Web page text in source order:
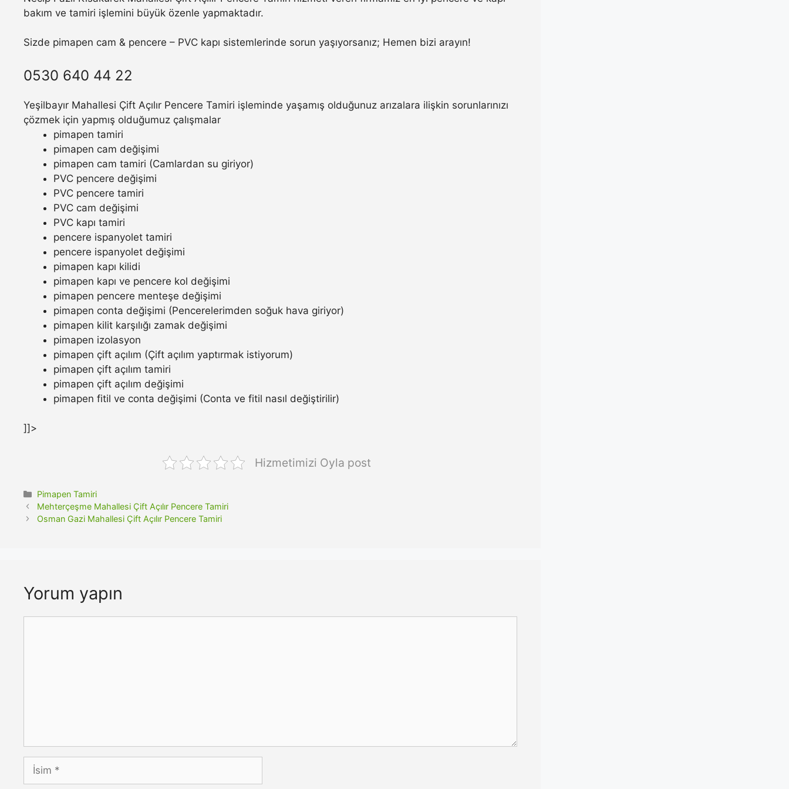
bakım ve tamiri işlemini büyük özenle yapmaktadır.
Sizde pimapen cam & pencere – PVC kapı sistemlerinde sorun yaşıyorsanız; Hemen bizi arayın!
0530 640 44 22
Yeşilbayır Mahallesi Çift Açılır Pencere Tamiri işleminde yaşamış olduğunuz arızalara ilişkin sorunlarınızı
çözmek için yapmış olduğumuz çalışmalar
pimapen tamiri
pimapen cam değişimi
pimapen cam tamiri (Camlardan su giriyor)
PVC pencere değişimi
PVC pencere tamiri
PVC cam değişimi
PVC kapı tamiri
pencere ispanyolet tamiri
pencere ispanyolet değişimi
pimapen kapı kilidi
pimapen kapı ve pencere kol değişimi
pimapen pencere menteşe değişimi
pimapen conta değişimi (Pencerelerimden soğuk hava giriyor)
pimapen kilit karşılığı zamak değişimi
pimapen izolasyon
pimapen çift açılım (Çift açılım yaptırmak istiyorum)
pimapen çift açılım tamiri
pimapen çift açılım değişimi
pimapen fitil ve conta değişimi (Conta ve fitil nasıl değiştirilir)
]]>
Hizmetimizi Oyla post
Kategoriler
Pimapen Tamiri
Mehterçeşme Mahallesi Çift Açılır Pencere Tamiri
Osman Gazi Mahallesi Çift Açılır Pencere Tamiri
Yorum yapın
İsim